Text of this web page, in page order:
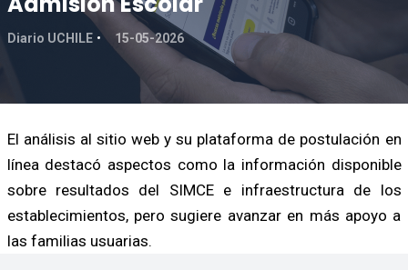
Diario UCHILE 15-05-2026
El análisis al sitio web y su plataforma de postulación en
línea destacó aspectos como la información disponible
sobre resultados del SIMCE e infraestructura de los
establecimientos, pero sugiere avanzar en más apoyo a
las familias usuarias.